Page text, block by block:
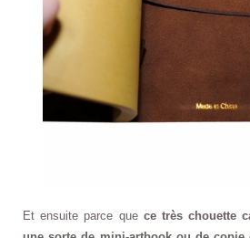
Et ensuite parce que ce très chouette